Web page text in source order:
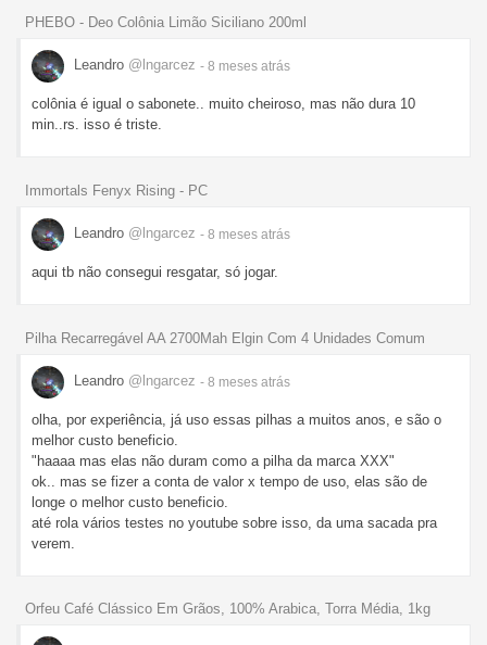
PHEBO - Deo Colônia Limão Siciliano 200ml
Leandro @lngarcez - 8 meses atrás
colônia é igual o sabonete.. muito cheiroso, mas não dura 10
min..rs. isso é triste.
Immortals Fenyx Rising - PC
Leandro @lngarcez - 8 meses atrás
aqui tb não consegui resgatar, só jogar.
Pilha Recarregável AA 2700Mah Elgin Com 4 Unidades Comum
Leandro @lngarcez - 8 meses atrás
olha, por experiência, já uso essas pilhas a muitos anos, e são o
melhor custo beneficio.
"haaaa mas elas não duram como a pilha da marca XXX"
ok.. mas se fizer a conta de valor x tempo de uso, elas são de
longe o melhor custo beneficio.
até rola vários testes no youtube sobre isso, da uma sacada pra
verem.
Orfeu Café Clássico Em Grãos, 100% Arabica, Torra Média, 1kg